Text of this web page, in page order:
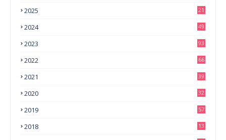
2025 21
2024 49
2023 93
2022 66
2021 39
2020 32
2019 57
2018
13